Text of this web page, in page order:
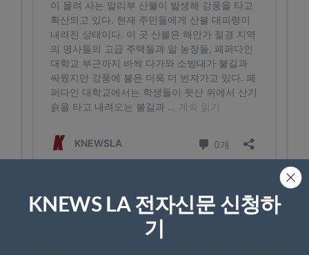
말리부에서는 2018년에도 큰 산불이 일어났다.
당시에는 에디슨사의 전력 장비에서 합선으로
불씨가 번지면서 울시 산불이 휩쓰는 바람에
KNEWS LA 전자신문 신청하
기